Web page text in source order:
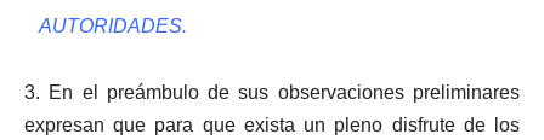
AUTORIDADES.
3. En el preámbulo de sus observaciones preliminares
expresan que para que exista un pleno disfrute de los